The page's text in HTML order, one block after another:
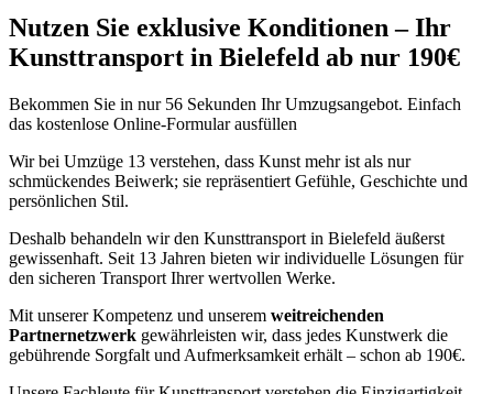
Nutzen Sie exklusive Konditionen – Ihr
Kunsttransport in Bielefeld ab nur 190€
Bekommen Sie in nur 56 Sekunden Ihr Umzugsangebot. Einfach
das kostenlose Online-Formular ausfüllen
Wir bei Umzüge 13 verstehen, dass Kunst mehr ist als nur
schmückendes Beiwerk; sie repräsentiert Gefühle, Geschichte und
persönlichen Stil.
Deshalb behandeln wir den Kunsttransport in Bielefeld äußerst
gewissenhaft. Seit 13 Jahren bieten wir individuelle Lösungen für
den sicheren Transport Ihrer wertvollen Werke.
Mit unserer Kompetenz und unserem weitreichenden
Partnernetzwerk gewährleisten wir, dass jedes Kunstwerk die
gebührende Sorgfalt und Aufmerksamkeit erhält – schon ab 190€.